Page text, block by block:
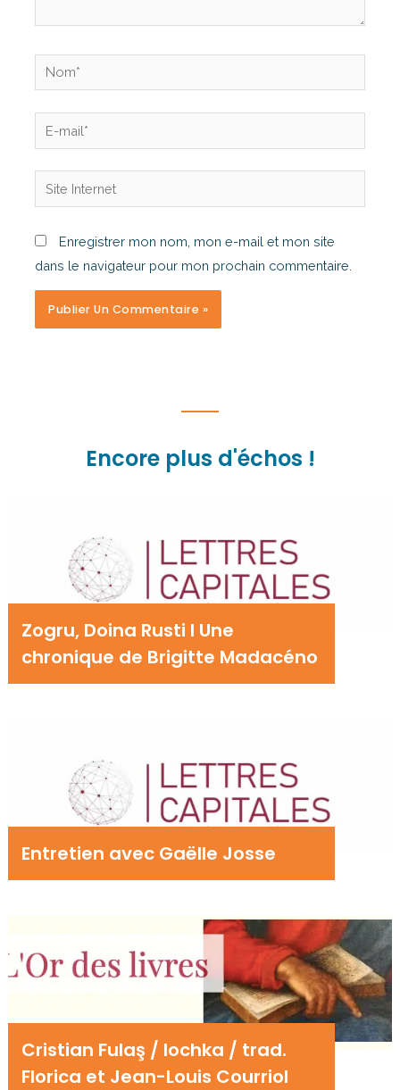
Enregistrer mon nom, mon e-mail et mon site
dans le navigateur pour mon prochain commentaire.
Encore plus d'échos !
Zogru, Doina Rusti I Une
chronique de Brigitte Madacéno
Entretien avec Gaëlle Josse
Cristian Fulaş / Iochka / trad.
Florica et Jean-Louis Courriol